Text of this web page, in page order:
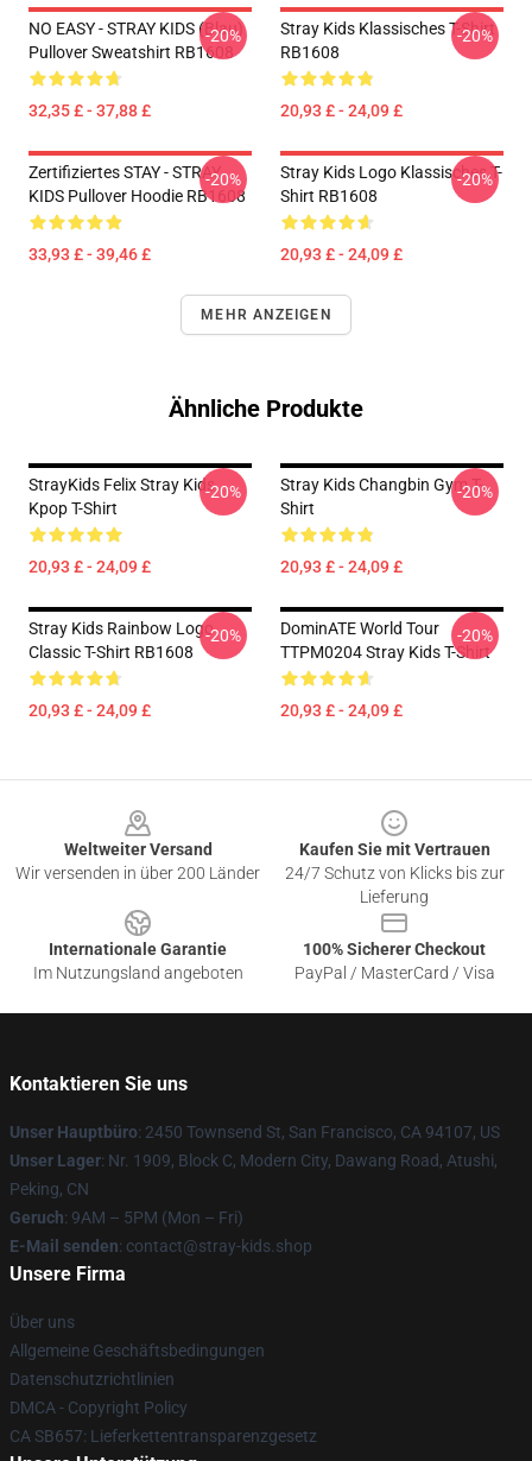
NO EASY - STRAY KIDS (blau)
Pullover Sweatshirt RB1608
32,35 £ - 37,88 £
-20%
Stray Kids Klassisches T-Shirt
RB1608
20,93 £ - 24,09 £
-20%
Zertifiziertes STAY - STRAY
KIDS Pullover Hoodie RB1608
33,93 £ - 39,46 £
-20%
Stray Kids Logo Klassisches T-
Shirt RB1608
20,93 £ - 24,09 £
-20%
MEHR ANZEIGEN
Ähnliche Produkte
StrayKids Felix Stray Kids
Kpop T-Shirt
20,93 £ - 24,09 £
-20%
Stray Kids Changbin Gym T-
Shirt
20,93 £ - 24,09 £
-20%
Stray Kids Rainbow Logo
Classic T-Shirt RB1608
20,93 £ - 24,09 £
-20%
DominATE World Tour
TTPM0204 Stray Kids T-Shirt
20,93 £ - 24,09 £
-20%
Weltweiter Versand
Wir versenden in über 200 Länder
Kaufen Sie mit Vertrauen
24/7 Schutz von Klicks bis zur
Lieferung
Internationale Garantie
Im Nutzungsland angeboten
100% Sicherer Checkout
PayPal / MasterCard / Visa
Kontaktieren Sie uns
Unser Hauptbüro: 2450 Townsend St, San Francisco, CA 94107, US
Unser Lager: Nr. 1909, Block C, Modern City, Dawang Road, Atushi,
Peking, CN
Geruch: 9AM – 5PM (Mon – Fri)
E-Mail senden: contact@stray-kids.shop
Unsere Firma
Über uns
Allgemeine Geschäftsbedingungen
Datenschutzrichtlinien
DMCA - Copyright Policy
CA SB657: Lieferkettentransparenzgesetz